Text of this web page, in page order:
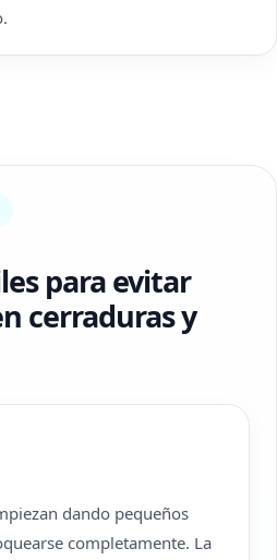
para evitar
cerraduras y
dando pequeños
completamente. La